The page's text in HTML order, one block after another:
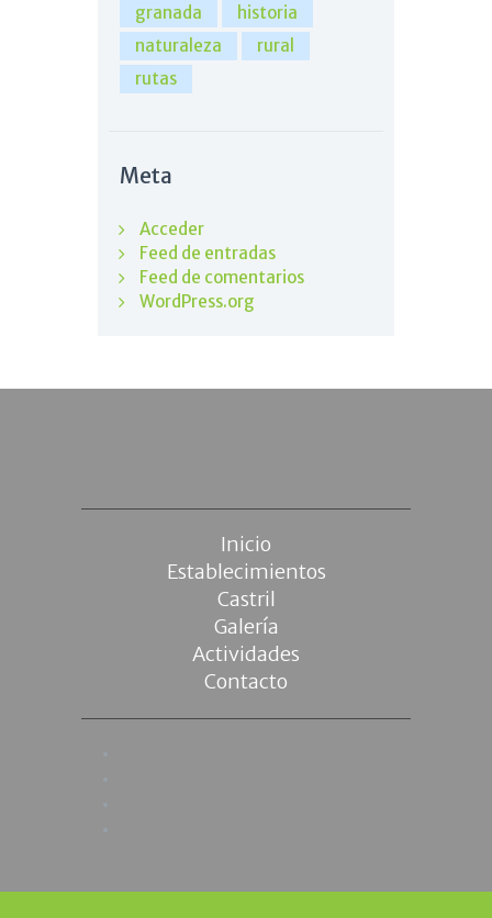
granada
historia
naturaleza
rural
rutas
Meta
Acceder
Feed de entradas
Feed de comentarios
WordPress.org
Inicio
Establecimientos
Castril
Galería
Actividades
Contacto